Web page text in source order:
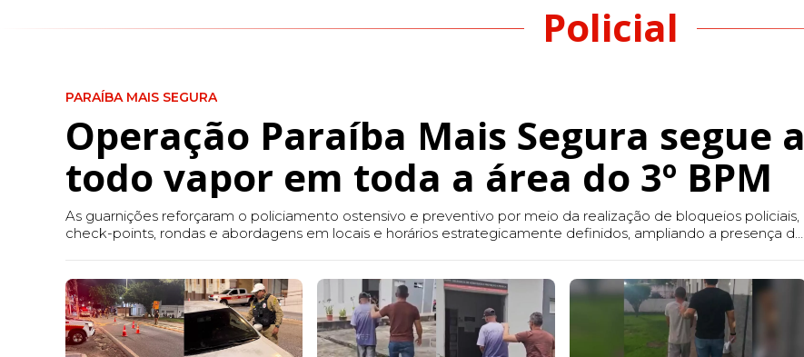
Policial
PARAÍBA MAIS SEGURA
Operação Paraíba Mais Segura segue a
todo vapor em toda a área do 3º BPM
As guarnições reforçaram o policiamento ostensivo e preventivo por meio da realização de bloqueios policiais,
check-points, rondas e abordagens em locais e horários estrategicamente definidos, ampliando a presença da